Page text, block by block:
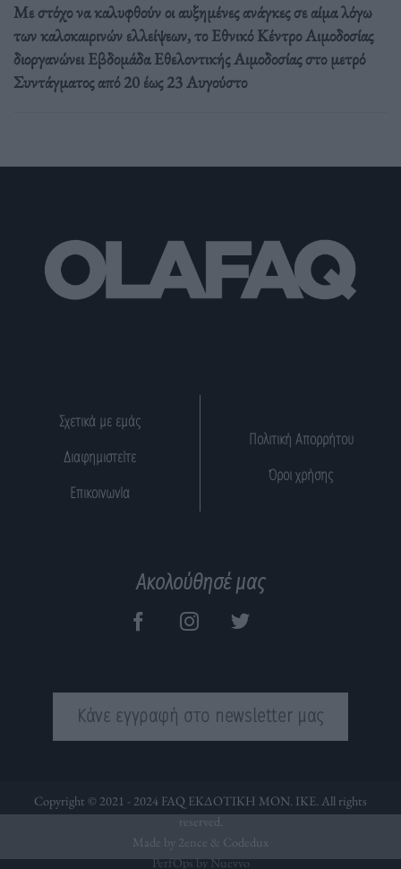
Με στόχο να καλυφθούν οι αυξημένες ανάγκες σε αίμα λόγω
των καλοκαιρινών ελλείψεων, το Εθνικό Κέντρο Αιμοδοσίας
διοργανώνει Εβδομάδα Εθελοντικής Αιμοδοσίας στο μετρό
Συντάγματος από 20 έως 23 Αυγούστο
Σχετικά με εμάς
Διαφημιστείτε
Επικοινωνία
Πολιτική Απορρήτου
Όροι χρήσης
Ακολούθησέ μας
Κάνε εγγραφή στο newsletter μας
Copyright © 2021 - 2024 FAQ ΕΚΔΟΤΙΚΗ ΜΟΝ. ΙΚΕ. All rights
reserved.
Made by 2ence & Codedux
PerfOps by Nuevvo